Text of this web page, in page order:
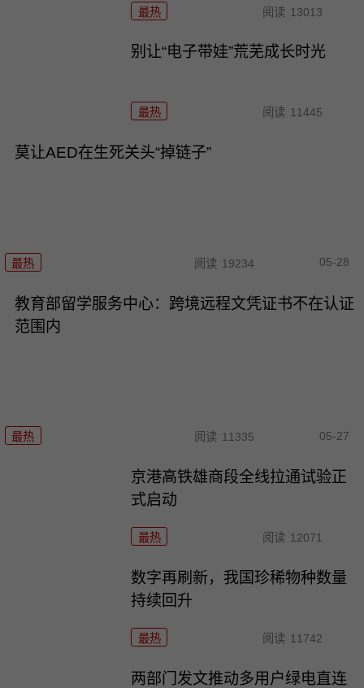
最热 阅读 13013
别让“电子带娃”荒芜成长时光
最热 阅读 11445
莫让AED在生死关头“掉链子”
最热 阅读 19234 05-28
教育部留学服务中心：跨境远程文凭证书不在认证
范围内
最热 阅读 11335 05-27
京港高铁雄商段全线拉通试验正
式启动
最热 阅读 12071
数字再刷新，我国珍稀物种数量
持续回升
最热 阅读 11742
两部门发文推动多用户绿电直连